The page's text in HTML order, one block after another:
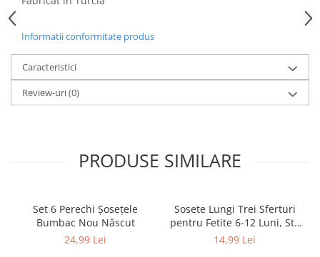
Informatii conformitate produs
Caracteristici
Review-uri(0)
PRODUSE SIMILARE
Set 6 Perechi Şosețele
Bumbac Nou Născut
24,99 Lei
Sosete Lungi Trei Sferturi
pentru Fetite 6-12 Luni, Stil
Dres Dantelat, cu Fundita
14,99 Lei